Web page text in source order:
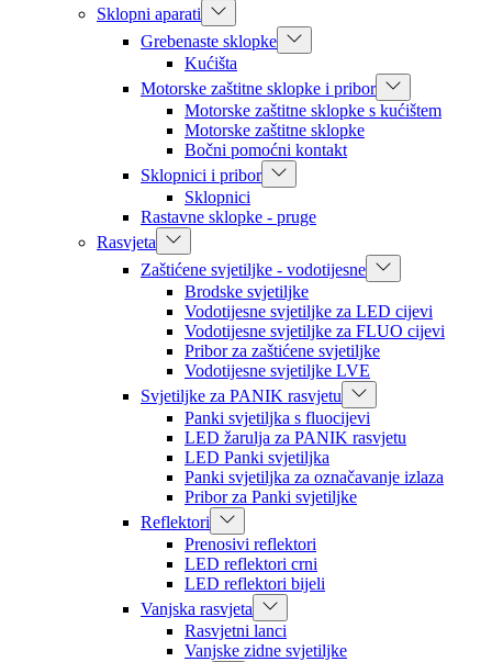
Sklopni aparati
Grebenaste sklopke
Kućišta
Motorske zaštitne sklopke i pribor
Motorske zaštitne sklopke s kućištem
Motorske zaštitne sklopke
Bočni pomoćni kontakt
Sklopnici i pribor
Sklopnici
Rastavne sklopke - pruge
Rasvjeta
Zaštićene svjetiljke - vodotijesne
Brodske svjetiljke
Vodotijesne svjetiljke za LED cijevi
Vodotijesne svjetiljke za FLUO cijevi
Pribor za zaštićene svjetiljke
Vodotijesne svjetiljke LVE
Svjetiljke za PANIK rasvjetu
Panki svjetiljka s fluocijevi
LED žarulja za PANIK rasvjetu
LED Panki svjetiljka
Panki svjetiljka za označavanje izlaza
Pribor za Panki svjetiljke
Reflektori
Prenosivi reflektori
LED reflektori crni
LED reflektori bijeli
Vanjska rasvjeta
Rasvjetni lanci
Vanjske zidne svjetiljke